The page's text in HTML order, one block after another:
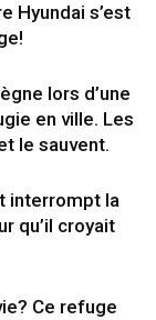
Hyundai s’est
lors d’une
en ville. Les
le sauvent.
interrompt la
qu’il croyait
Ce refuge